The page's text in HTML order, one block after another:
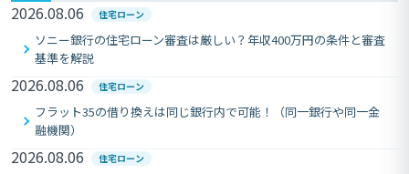
2026.08.06 住宅ローン
ソニー銀行の住宅ローン審査は厳しい？年収400万円の条件と審査
基準を解説
2026.08.06 住宅ローン
フラット35の借り換えは同じ銀行内で可能！（同一銀行や同一金
融機関）
2026.08.06 住宅ローン